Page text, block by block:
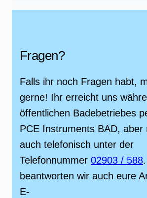
Fragen?
Falls ihr noch Fragen habt,
gerne! Ihr erreicht uns
öffentlichen Badebetriebes
PCE Instruments BAD, aber
auch telefonisch unter der
Telefonnummer 02903 / 588
beantworten wir auch eure
E-